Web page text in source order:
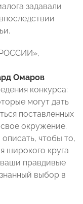
задавали
Омаров
конкурса:
могут дать
поставленных
окружение.
чтобы то,
широкого круга
правдивые
выбор в